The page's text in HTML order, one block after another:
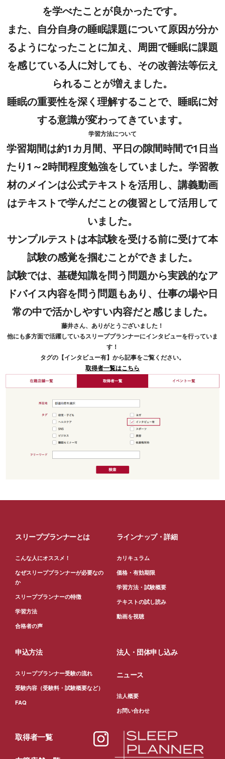
を学べたことが良かったです。
また、自分自身の睡眠課題について原因が分か
るようになったことに加え、周囲で睡眠に課題
を感じている人に対しても、その改善法等伝え
られることが増えました。
睡眠の重要性を深く理解することで、睡眠に対
する意識が変わってきています。
学習方法について
学習期間は約1カ月間、平日の隙間時間で1日当
たり1～2時間程度勉強をしていました。学習教
材のメインは公式テキストを活用し、講義動画
はテキストで学んだことの復習として活用して
いました。
サンプルテストは本試験を受ける前に受けて本
試験の感覚を掴むことができました。
試験では、基礎知識を問う問題から実践的なア
ドバイス内容を問う問題もあり、仕事の場や日
常の中で活かしやすい内容だと感じました。
藤井さん、ありがとうございました！
他にも多方面で活躍しているスリーププランナーにインタビューを行っていま
す！
タグの【インタビュー有】から記事をご覧ください。
取得者一覧はこちら
スリーププランナーとは
こんな人にオススメ！
なぜスリーププランナーが必要なの
か
スリーププランナーの特徴
学習方法
合格者の声
ラインナップ・詳細
カリキュラム
価格・有効期限
学習方法・試験概要
テキストの試し読み
動画を視聴
申込方法
スリーププランナー受験の流れ
受験内容（受験料・試験概要など）
FAQ
法人・団体申し込み
ニュース
法人概要
お問い合わせ
取得者一覧